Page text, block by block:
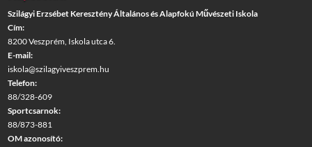
Szilágyi Erzsébet Keresztény Általános és Alapfokú Művészeti Iskola
Cím:
8200 Veszprém, Iskola utca 6.
E-mail:
iskola@szilagyiveszprem.hu
Telefon:
88/328-609
Sportcsarnok:
88/873-881
OM azonosító: